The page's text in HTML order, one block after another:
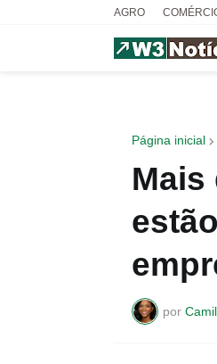
AGRO
Página inicial
Mais
por